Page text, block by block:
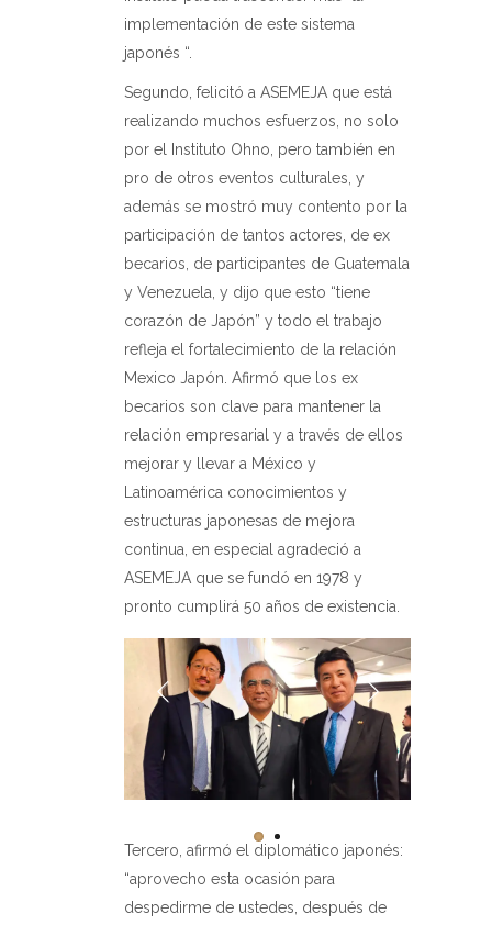
implementación de este sistema
japonés “.
Segundo, felicitó a ASEMEJA que está
realizando muchos esfuerzos, no solo
por el Instituto Ohno, pero también en
pro de otros eventos culturales, y
además se mostró muy contento por la
participación de tantos actores, de ex
becarios, de participantes de Guatemala
y Venezuela, y dijo que esto “tiene
corazón de Japón” y todo el trabajo
refleja el fortalecimiento de la relación
Mexico Japón. Afirmó que los ex
becarios son clave para mantener la
relación empresarial y a través de ellos
mejorar y llevar a México y
Latinoamérica conocimientos y
estructuras japonesas de mejora
continua, en especial agradeció a
ASEMEJA que se fundó en 1978 y
pronto cumplirá 50 años de existencia.
Tercero, afirmó el diplomático japonés:
“aprovecho esta ocasión para
despedirme de ustedes, después de